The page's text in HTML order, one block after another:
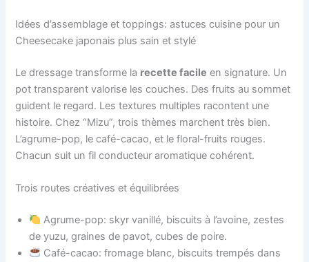
Idées d’assemblage et toppings: astuces cuisine pour un
Cheesecake japonais plus sain et stylé
Le dressage transforme la recette facile en signature. Un
pot transparent valorise les couches. Des fruits au sommet
guident le regard. Les textures multiples racontent une
histoire. Chez “Mizu”, trois thèmes marchent très bien.
L’agrume-pop, le café-cacao, et le floral-fruits rouges.
Chacun suit un fil conducteur aromatique cohérent.
Trois routes créatives et équilibrées
Agrume-pop: skyr vanillé, biscuits à l’avoine, zestes
de yuzu, graines de pavot, cubes de poire.
Café-cacao: fromage blanc, biscuits trempés dans